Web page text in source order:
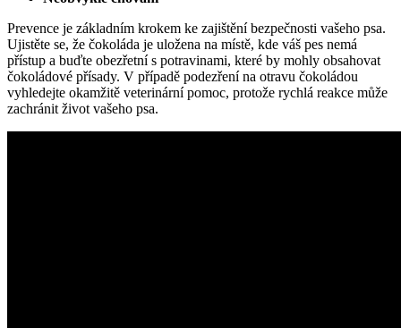
Prevence je základním krokem ke zajištění bezpečnosti vašeho psa.
Ujistěte se, že čokoláda je uložena na místě, kde váš pes nemá
přístup a buďte obezřetní s potravinami, které by mohly obsahovat
čokoládové přísady. V případě podezření na otravu čokoládou
vyhledejte okamžitě veterinární pomoc, protože rychlá reakce může
zachránit život vašeho psa.